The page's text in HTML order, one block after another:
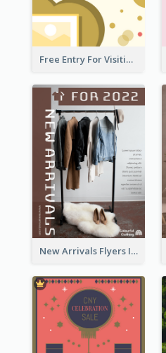
Free Entry For Visiting Art Fest Flyer
New Arrivals Flyers In In Brown Colour Tone